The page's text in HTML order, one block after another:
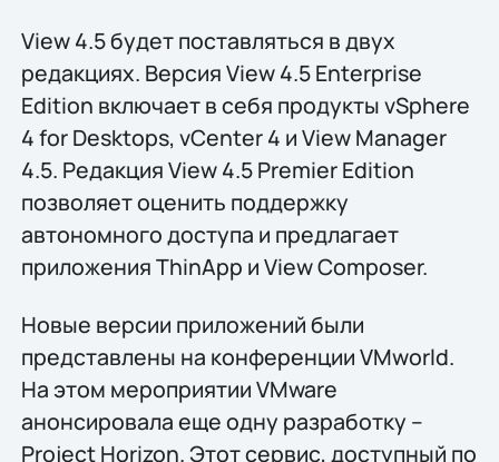
View 4.5 будет поставляться в двух
редакциях. Версия View 4.5 Enterprise
Edition включает в себя продукты vSphere
4 for Desktops, vCenter 4 и View Manager
4.5. Редакция View 4.5 Premier Edition
позволяет оценить поддержку
автономного доступа и предлагает
приложения ThinApp и View Composer.
Новые версии приложений были
представлены на конференции VMworld.
На этом мероприятии VMware
анонсировала еще одну разработку –
Project Horizon. Этот сервис, доступный по